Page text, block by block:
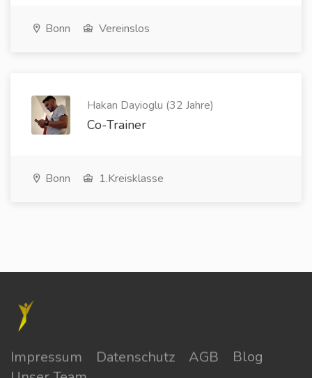
Bonn Vereinslos
Hakan Dayioglu (32 Jahre)
Co-Trainer
Bonn 1.Kreisklasse
Impressum Datenschutz AGB
Blog